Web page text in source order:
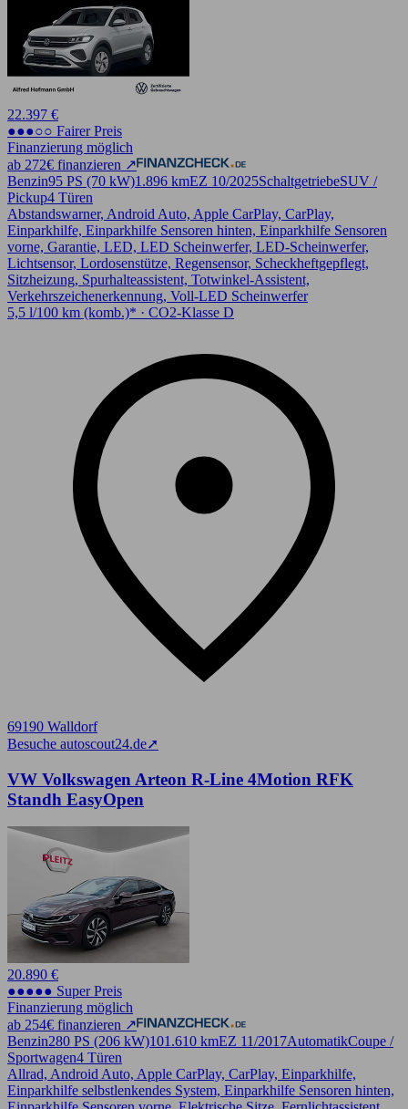
22.397 €
●●●○○ Fairer Preis
Finanzierung möglich
ab 272€ finanzieren ↗
Benzin95 PS (70 kW)1.896 kmEZ 10/2025SchaltgetriebeSUV /
Pickup4 Türen
Abstandswarner, Android Auto, Apple CarPlay, CarPlay,
Einparkhilfe, Einparkhilfe Sensoren hinten, Einparkhilfe Sensoren
vorne, Garantie, LED, LED Scheinwerfer, LED-Scheinwerfer,
Lichtsensor, Lordosenstütze, Regensensor, Scheckheftgepflegt,
Sitzheizung, Spurhalteassistent, Totwinkel-Assistent,
Verkehrszeichenerkennung, Voll-LED Scheinwerfer
5,5 l/100 km (komb.)* · CO2-Klasse D
69190 Walldorf
Besuche autoscout24.de➚
VW Volkswagen Arteon R-Line 4Motion RFK
Standh EasyOpen
20.890 €
●●●●● Super Preis
Finanzierung möglich
ab 254€ finanzieren ↗
Benzin280 PS (206 kW)101.610 kmEZ 11/2017AutomatikCoupe /
Sportwagen4 Türen
Allrad, Android Auto, Apple CarPlay, CarPlay, Einparkhilfe,
Einparkhilfe selbstlenkendes System, Einparkhilfe Sensoren hinten,